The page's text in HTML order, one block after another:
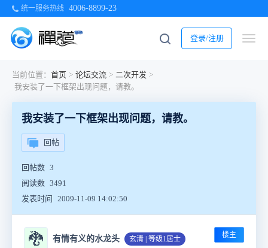
统一服务热线 4006-8899-23
登录/注册
当前位置： 首页 > 论坛交流 > 二次开发 >
我安装了一下框架出现问题，请教。
我安装了一下框架出现问题，请教。
回帖
回帖数 3
阅读数 3491
发表时间
2009-11-09 14:02:50
🐉 有情有义的水龙头 玄清 | 等级1居士 楼主